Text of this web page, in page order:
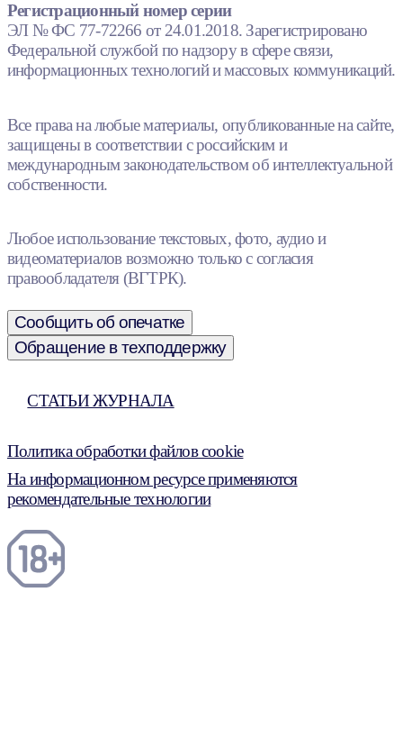
Регистрационный номер серии
ЭЛ № ФС 77-72266 от 24.01.2018. Зарегистрировано
Федеральной службой по надзору в сфере связи,
информационных технологий и массовых коммуникаций.
Все права на любые материалы, опубликованные на сайте,
защищены в соответствии с российским и
международным законодательством об интеллектуальной
собственности.
Любое использование текстовых, фото, аудио и
видеоматериалов возможно только с согласия
правообладателя (ВГТРК).
Сообщить об опечатке
Обращение в техподдержку
СТАТЬИ ЖУРНАЛА
Политика обработки файлов cookie
На информационном ресурсе применяются
рекомендательные технологии